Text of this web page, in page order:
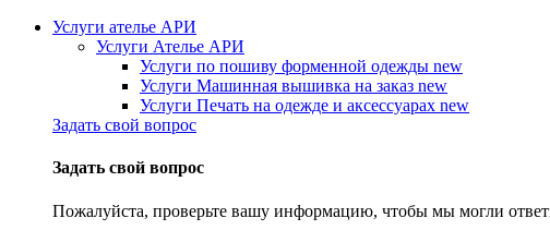
Услуги ателье АРИ
Услуги Ателье АРИ
Услуги по пошиву форменной одежды new
Услуги Машинная вышивка на заказ new
Услуги Печать на одежде и аксессуарах new
Задать свой вопрос
Задать свой вопрос
Пожалуйста, проверьте вашу информацию, чтобы мы могли